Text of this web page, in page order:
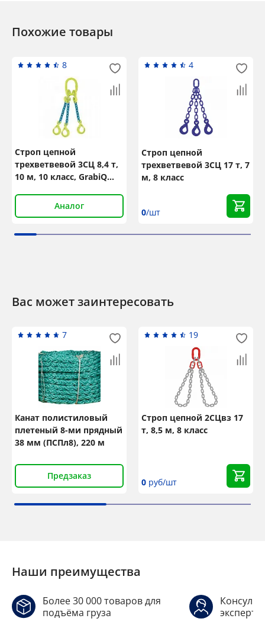
Похожие товары
8
Строп цепной
трехветвевой 3СЦ 8,4 т,
10 м, 10 класс, GrabiQ
Аналог
4
Строп цепной
трехветвевой 3СЦ 17 т, 7
м, 8 класс
0/шт
Вас может заинтересовать
7
Канат полистиловый
плетеный 8-ми прядный
38 мм (ПСПл8), 220 м
Предзаказ
19
Строп цепной 2СЦвз 17
т, 8,5 м, 8 класс
0 руб/шт
Наши преимущества
Более 30 000 товаров для
подъёма груза